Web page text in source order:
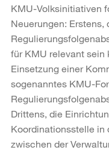
KMU-Volksinitiativen
Neuerungen: Erstens,
für KMU relevant sein
Einsetzung einer
sogenanntes KMU-
Drittens, die
Koordinationsstelle in
zwischen der